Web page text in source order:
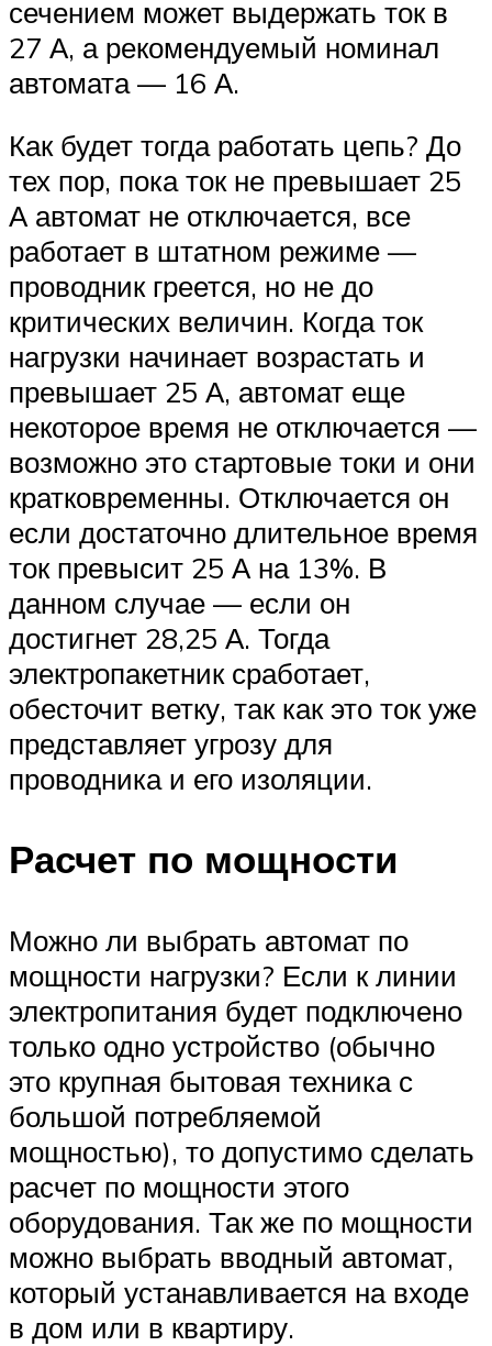
сечением может выдержать ток в
27 А, а рекомендуемый номинал
автомата — 16 А.
Как будет тогда работать цепь? До
тех пор, пока ток не превышает 25
А автомат не отключается, все
работает в штатном режиме —
проводник греется, но не до
критических величин. Когда ток
нагрузки начинает возрастать и
превышает 25 А, автомат еще
некоторое время не отключается —
возможно это стартовые токи и они
кратковременны. Отключается он
если достаточно длительное время
ток превысит 25 А на 13%. В
данном случае — если он
достигнет 28,25 А. Тогда
электропакетник сработает,
обесточит ветку, так как это ток уже
представляет угрозу для
проводника и его изоляции.
Расчет по мощности
Можно ли выбрать автомат по
мощности нагрузки? Если к линии
электропитания будет подключено
только одно устройство (обычно
это крупная бытовая техника с
большой потребляемой
мощностью), то допустимо сделать
расчет по мощности этого
оборудования. Так же по мощности
можно выбрать вводный автомат,
который устанавливается на входе
в дом или в квартиру.